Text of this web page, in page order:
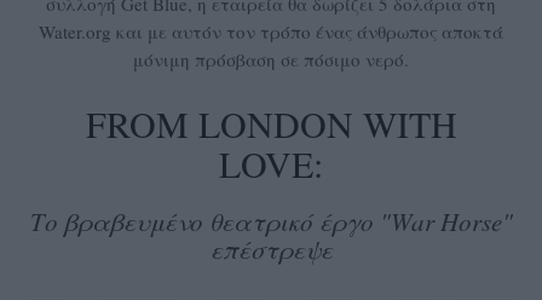
Water.org και με αυτόν τον τρόπο ένας άνθρωπος αποκτά
μόνιμη πρόσβαση σε πόσιμο νερό.
FROM LONDON WITH
LOVE:
Το βραβευμένο θεατρικό έργο "War Horse"
επέστρεψε